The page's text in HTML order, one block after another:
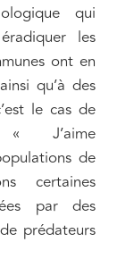
qui
les
ont en
qu’à des
le cas de
« J’aime
de
certaines
par des
prédateurs